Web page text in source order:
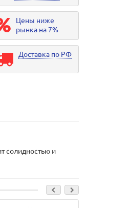
Цены ниже
рынка на 7%
Доставка по РФ
солидностью и